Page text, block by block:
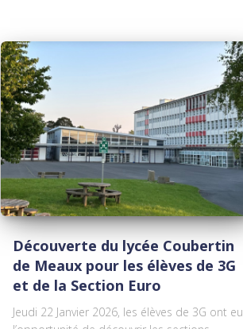
Découverte du lycée Coubertin
de Meaux pour les élèves de 3G
et de la Section Euro
Jeudi 22 Janvier 2026, les élèves de 3G ont eu